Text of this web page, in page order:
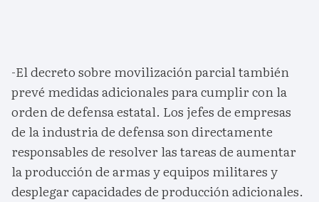
-El decreto sobre movilización parcial también
prevé medidas adicionales para cumplir con la
orden de defensa estatal. Los jefes de empresas
de la industria de defensa son directamente
responsables de resolver las tareas de aumentar
la producción de armas y equipos militares y
desplegar capacidades de producción adicionales.